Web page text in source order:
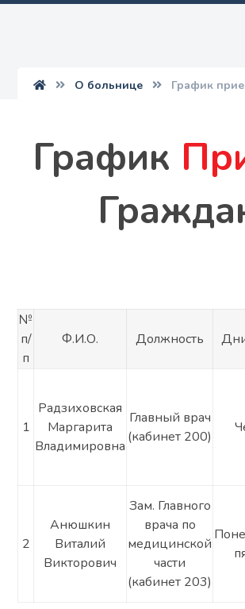
О больнице График
График
№
п/
п
Ф.И.О. Должность
1
Радзиховская
Маргарита
Владимировна
Главный врач
(кабинет 200)
2
Анюшкин
Виталий
Викторович
Зам. Главного
врача по
медицинской
части
(кабинет 203)